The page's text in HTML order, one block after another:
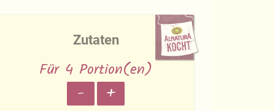
Zutaten
Für 4 Portion(en)
- +